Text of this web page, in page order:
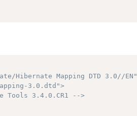
Hibernate Mapping DTD 3.0//EN"
3.0.dtd">
Tools 3.4.0.CR1 -->